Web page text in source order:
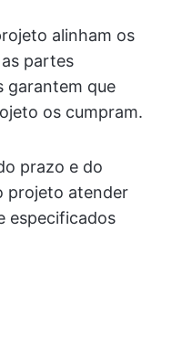
alinham os
partes
garantem que
os cumpram.
prazo e do
projeto atender
especificados